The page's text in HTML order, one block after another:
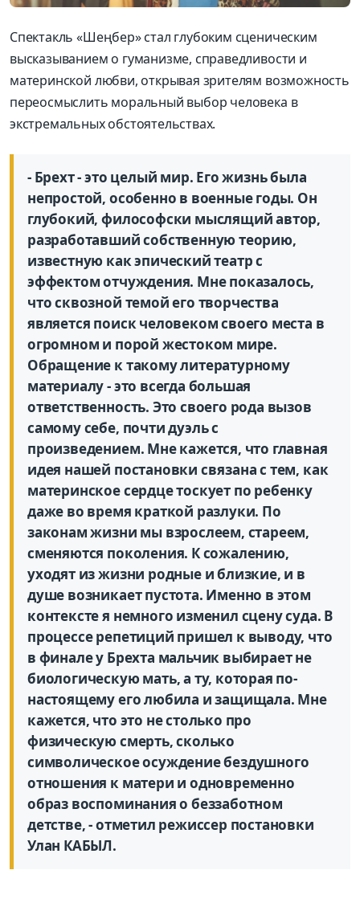
Спектакль «Шеңбер» стал глубоким сценическим
высказыванием о гуманизме, справедливости и
материнской любви, открывая зрителям возможность
переосмыслить моральный выбор человека в
экстремальных обстоятельствах.
- Брехт - это целый мир. Его жизнь была
непростой, особенно в военные годы. Он
глубокий, философски мыслящий автор,
разработавший собственную теорию,
известную как эпический театр с
эффектом отчуждения. Мне показалось,
что сквозной темой его творчества
является поиск человеком своего места в
огромном и порой жестоком мире.
Обращение к такому литературному
материалу - это всегда большая
ответственность. Это своего рода вызов
самому себе, почти дуэль с
произведением. Мне кажется, что главная
идея нашей постановки связана с тем, как
материнское сердце тоскует по ребенку
даже во время краткой разлуки. По
законам жизни мы взрослеем, стареем,
сменяются поколения. К сожалению,
уходят из жизни родные и близкие, и в
душе возникает пустота. Именно в этом
контексте я немного изменил сцену суда. В
процессе репетиций пришел к выводу, что
в финале у Брехта мальчик выбирает не
биологическую мать, а ту, которая по-
настоящему его любила и защищала. Мне
кажется, что это не столько про
физическую смерть, сколько
символическое осуждение бездушного
отношения к матери и одновременно
образ воспоминания о беззаботном
детстве, - отметил режиссер постановки
Улан КАБЫЛ.